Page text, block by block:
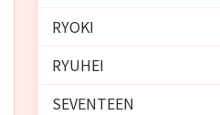
RYOKI
RYUHEI
SEVENTEEN